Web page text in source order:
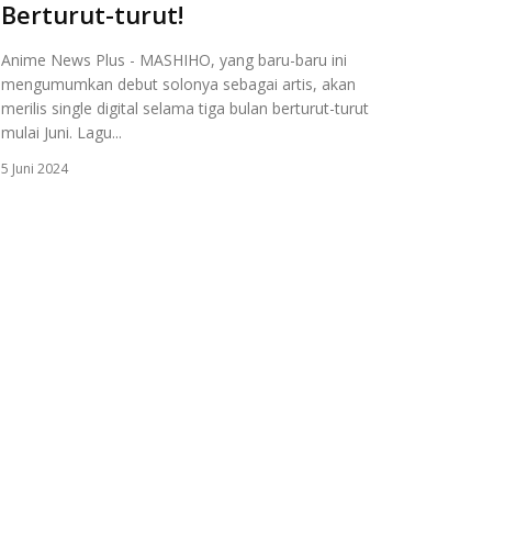
Berturut-turut!
Anime News Plus - MASHIHO, yang baru-baru ini
mengumumkan debut solonya sebagai artis, akan
merilis single digital selama tiga bulan berturut-turut
mulai Juni. Lagu...
5 Juni 2024